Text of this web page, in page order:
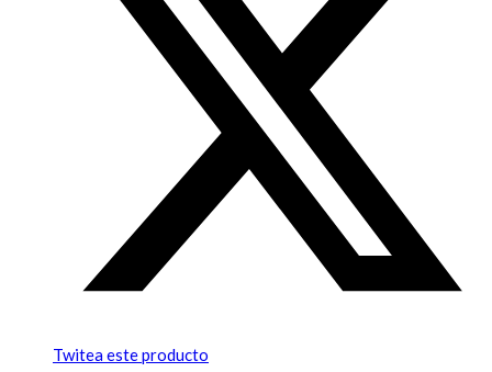
Twitea este producto